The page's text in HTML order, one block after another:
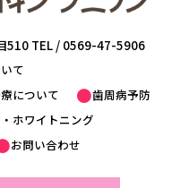
510 TEL / 0569-47-5906
て
について
歯周病予防
ホワイトニング
お問い合わせ